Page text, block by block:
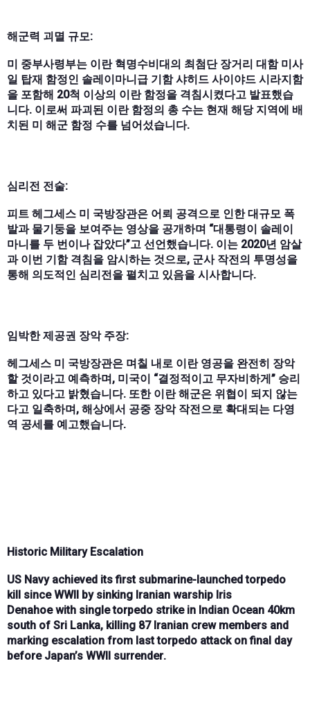
해군력 괴멸 규모:
미 중부사령부는 이란 혁명수비대의 최첨단 장거리 대함 미사
일 탑재 함정인 솔레이마니급 기함 샤히드 사이야드 시라지함
을 포함해 20척 이상의 이란 함정을 격침시켰다고 발표했습
니다. 이로써 파괴된 이란 함정의 총 수는 현재 해당 지역에 배
치된 미 해군 함정 수를 넘어섰습니다.
심리전 전술:
피트 헤그세스 미 국방장관은 어뢰 공격으로 인한 대규모 폭
발과 물기둥을 보여주는 영상을 공개하며 “대통령이 솔레이
마니를 두 번이나 잡았다”고 선언했습니다. 이는 2020년 암살
과 이번 기함 격침을 암시하는 것으로, 군사 작전의 투명성을
통해 의도적인 심리전을 펼치고 있음을 시사합니다.
임박한 제공권 장악 주장:
헤그세스 미 국방장관은 며칠 내로 이란 영공을 완전히 장악
할 것이라고 예측하며, 미국이 “결정적이고 무자비하게” 승리
하고 있다고 밝혔습니다. 또한 이란 해군은 위협이 되지 않는
다고 일축하며, 해상에서 공중 장악 작전으로 확대되는 다영
역 공세를 예고했습니다.
Historic Military Escalation
US Navyachieved itsfirst submarine-launched torpedo
kill sinceWWII by sinking Iranian warship Iris
Denahoewith single torpedo strikein Indian Ocean 40km
south of Sri Lanka, killing 87 Iranian crew members and
marking escalation from last torpedo attack onfinal day
before Japan’s WWII surrender.